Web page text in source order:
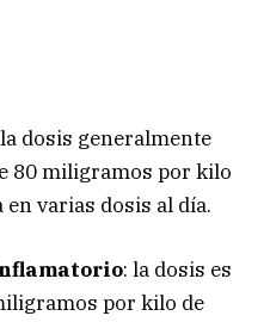
dosis generalmente
80 miligramos por kilo
varias dosis al día.
: la dosis es
por kilo de